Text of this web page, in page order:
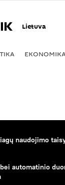
Lietuva
naudojimo
automatinio